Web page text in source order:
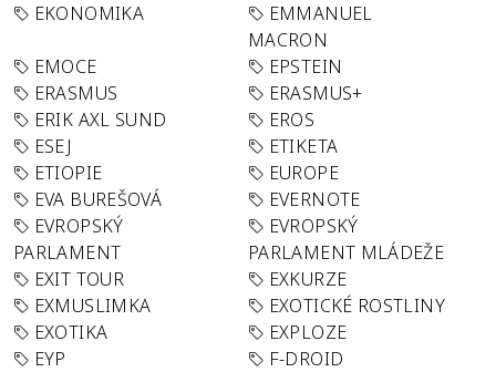
EKONOMIKA
EMMANUEL
MACRON
EMOCE
EPSTEIN
ERASMUS
ERASMUS+
ERIK AXL SUND
EROS
ESEJ
ETIKETA
ETIOPIE
EUROPE
EVA BUREŠOVÁ
EVERNOTE
EVROPSKÝ
PARLAMENT
EVROPSKÝ
PARLAMENT MLÁDEŽE
EXIT TOUR
EXKURZE
EXMUSLIMKA
EXOTICKÉ ROSTLINY
EXOTIKA
EXPLOZE
EYP
F-DROID